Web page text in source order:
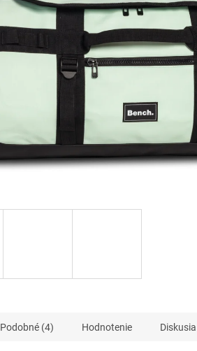
Podobné (4) Hodnotenie Diskusia